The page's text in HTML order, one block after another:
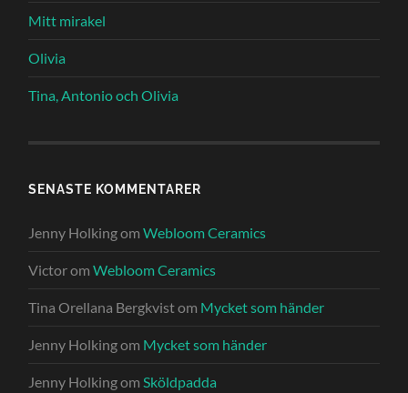
Mitt mirakel
Olivia
Tina, Antonio och Olivia
SENASTE KOMMENTARER
Jenny HolkingomWebloom Ceramics
VictoromWebloom Ceramics
Tina Orellana Bergkvistom Mycket som händer
Jenny Holkingom Mycket som händer
Jenny HolkingomSköldpadda